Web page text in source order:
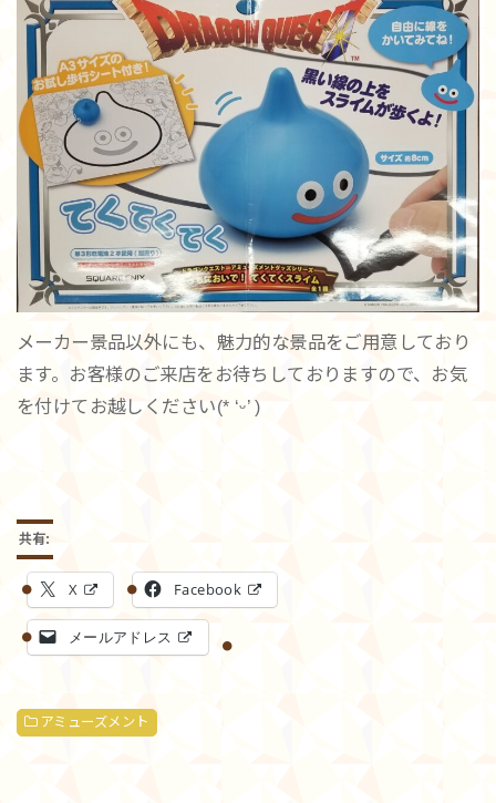
メーカー景品以外にも、魅力的な景品をご用意しており
ます。お客様のご来店をお待ちしておりますので、お気
を付けてお越しください(* ‘ᵕ’ )
共有:
X Facebook
メールアドレス
アミューズメント